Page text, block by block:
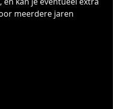
meerdere jaren